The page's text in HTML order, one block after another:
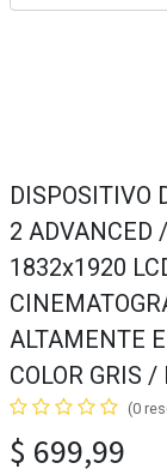
DISPOSITIVO
2 ADVANCED
1832x1920
ALTAMENTE
COLOR GRIS
(0
$ 699,99